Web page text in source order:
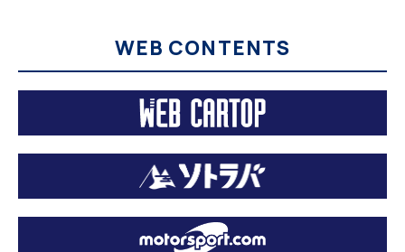
WEB CONTENTS